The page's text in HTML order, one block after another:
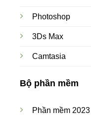
Photoshop
3Ds Max
Camtasia
Bộ phần mềm
Phần mềm 2023